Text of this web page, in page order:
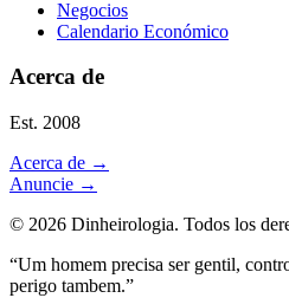
Negocios
Calendario Económico
Acerca de
Est. 2008
Acerca de →
Anuncie →
© 2026 Dinheirologia. Todos los
“Um homem precisa ser gentil,
perigo tambem.”